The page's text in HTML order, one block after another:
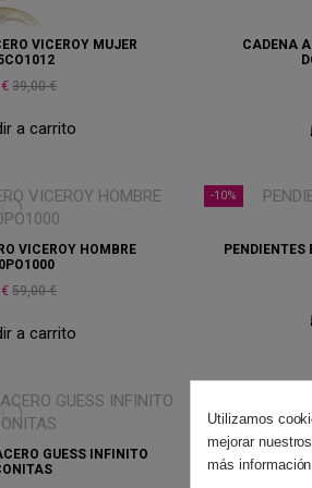
VICEROY MUJER
€39,00 €
a carrito
CADENA
VICEROY HOMBRE
€59,00 €
a carrito
-10%
PENDIENTES
GUESS INFINITO
Utilizamos
mejorar
más